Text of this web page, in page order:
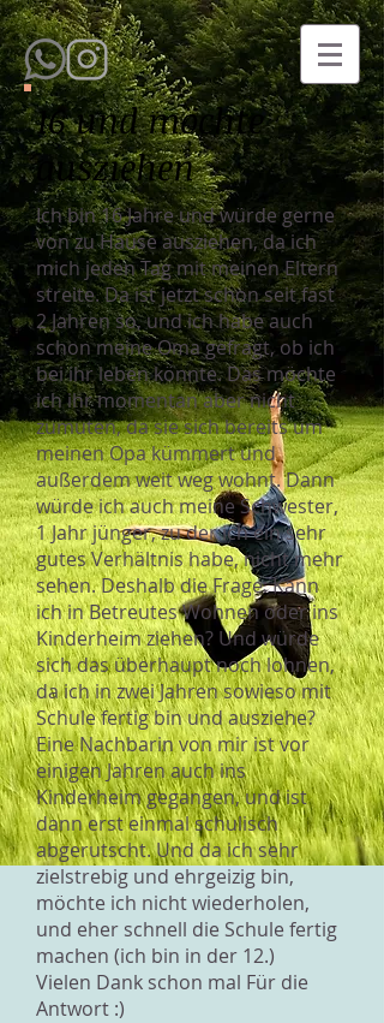
16 und möchte
ausziehen
Ich bin 16 Jahre und würde gerne
von zu Hause ausziehen, da ich
mich jeden Tag mit meinen Eltern
streite. Da ist jetzt schon seit fast
2 Jahren so, und ich habe auch
schon meine Oma gefragt, ob ich
bei ihr leben könnte. Das möchte
ich ihr momentan aber nicht
zumuten, da sie sich bereits um
meinen Opa kümmert und
außerdem weit weg wohnt. Dann
würde ich auch meine Schwester,
1 Jahr jünger, zu der ich ein sehr
gutes Verhältnis habe, nicht mehr
sehen. Deshalb die Frage: Kann
ich in Betreutes Wohnen oder ins
Kinderheim ziehen? Und würde
sich das überhaupt noch lohnen,
da ich in zwei Jahren sowieso mit
Schule fertig bin und ausziehe?
Eine Nachbarin von mir ist vor
einigen Jahren auch ins
Kinderheim gegangen, und ist
dann erst einmal schulisch
abgerutscht. Und da ich sehr
zielstrebig und ehrgeizig bin,
möchte ich nicht wiederholen,
und eher schnell die Schule fertig
machen (ich bin in der 12.)
Vielen Dank schon mal Für die
Antwort :)